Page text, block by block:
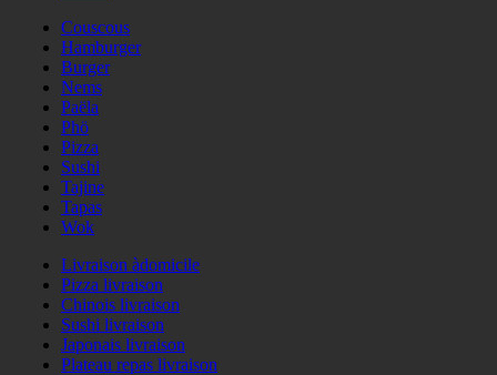
Couscous
Hamburger
Burger
Nems
Paëla
Phö
Pizza
Sushi
Tajine
Tapas
Wok
Livraison àdomicile
Pizza livraison
Chinois livraison
Sushi livraison
Japonais livraison
Plateau repas livraison